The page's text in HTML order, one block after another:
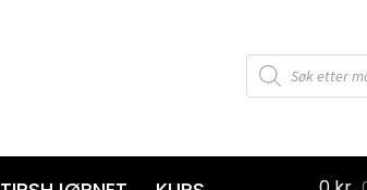
Products
search